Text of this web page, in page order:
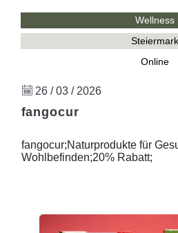
Wellness
Steiermark
Online
26 / 03 / 2026
fangocur
fangocur;Naturprodukte für
Wohlbefinden;20% Rabatt;